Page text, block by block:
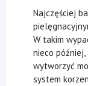
Najczęściej
W takim
nieco
wytworzyć
system